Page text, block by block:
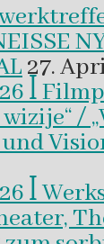
27.
ꟾ
wizije“ /
und
ꟾ